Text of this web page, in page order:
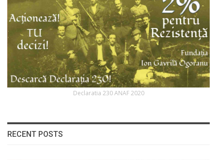
Declaratia 230 ANAF 2020
RECENT POSTS